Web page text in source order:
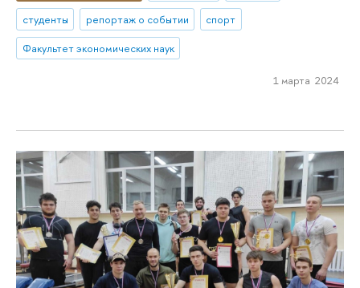
студенты
репортаж о событии
спорт
Факультет экономических наук
1 марта 2024